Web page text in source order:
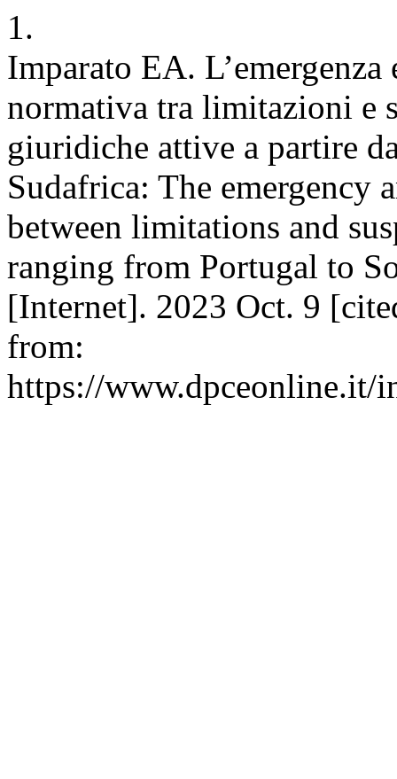
1.
Imparato EA.
normativa tra limitazioni e
giuridiche attive a partire
Sudafrica: The emergency
between limitations and
ranging from Portugal to
[Internet]. 2023 Oct. 9
from:
https://www.dpceonline.it/